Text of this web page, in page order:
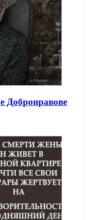
Добронравове